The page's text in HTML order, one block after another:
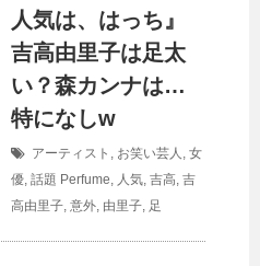
人気は、はっち』
吉高由里子は足太
い？森カンナは…
特になしw
アーティスト , お笑い芸人 , 女
優, 話題 Perfume, 人気, 吉高, 吉
高由里子, 意外, 由里子, 足